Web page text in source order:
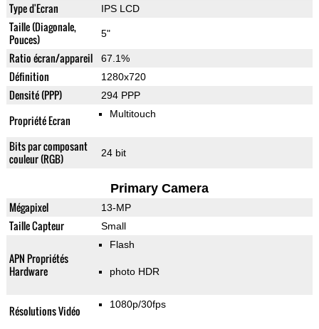
Type d'Ecran IPS LCD
Taille (Diagonale,
Pouces)
5"
Ratio écran/appareil 67.1%
Définition 1280x720
Densité (PPP) 294 PPP
Propriété Ecran Multitouch
Bits par composant
couleur (RGB)
24 bit
Primary Camera
Mégapixel 13-MP
Taille Capteur Small
APN Propriétés
Hardware
Flash
photo HDR
Résolutions Vidéo 1080p/30fps